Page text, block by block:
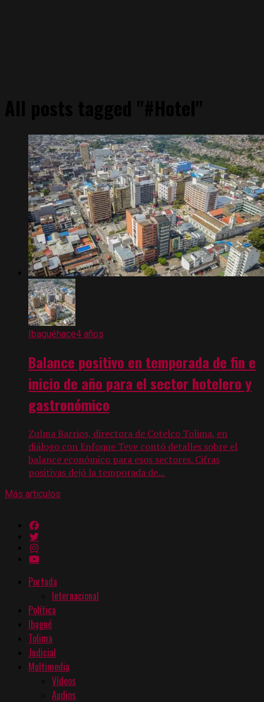
Ibaguéhace4 años
Balance positivo en temporada de fin e
inicio de año para el sector hotelero y
gastronómico
Zulma Barrios, directora de Cotelco Tolima, en
diálogo con Enfoque Teve contó detalles sobre el
balance económico para esos sectores. Cifras
positivas dejó la temporada de...
Más articulos
Portada
Internacional
Política
Ibagué
Tolima
Judicial
Multimedia
Vídeos
Audios